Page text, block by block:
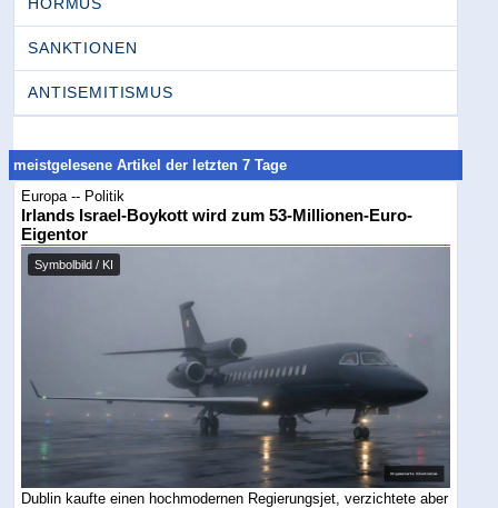
SANKTIONEN
ANTISEMITISMUS
meistgelesene Artikel der letzten 7 Tage
Europa -- Politik
Irlands Israel-Boykott wird zum 53-Millionen-Euro-
Eigentor
Symbolbild / KI
Dublin kaufte einen hochmodernen Regierungsjet, verzichtete aber